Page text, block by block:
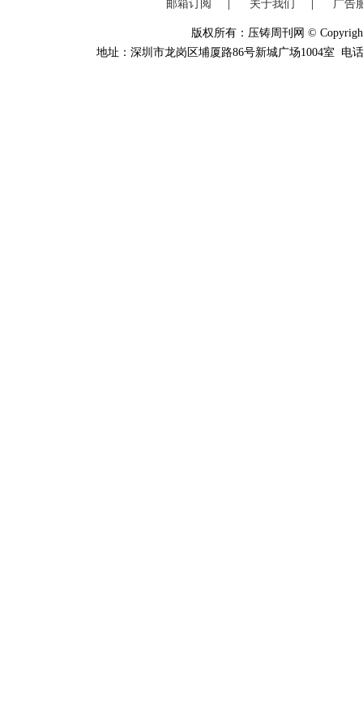
邮箱订阅 关于我们 广告
版权所有：压铸周刊网 ©
地址：深圳市龙岗区埔厦路86号新城广场1004室 电